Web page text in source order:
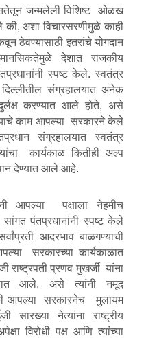
जन्मलेली विशिष्ट ओळख
अशा विचारसरणीमुळे काही
ठेवण्यासाठी इतरांचे योगदान
देशात राजकीय
स्पष्ट केले. स्वतंत्र
संग्रहालयात अनेक
दुर्लक्ष करण्यात आले होते, असे
काम आपल्या सरकारने केले
संग्रहालयात स्वतंत्र
कार्यकाळ कितीही अल्प
देण्यात आले आहे.
आपल्या पक्षाला नेहमीच
पंतप्रधानांनी स्पष्ट केले
आदरभाव बाळगण्याची
सरकारच्या कार्यकाळात
राष्ट्रपती प्रणव मुखर्जी यांना
आले, असे त्यांनी नमूद
आपल्या सरकारनेच मुलायम
सारख्या नेत्यांना राष्ट्रीय
विरोधी पक्ष आणि त्यांच्या